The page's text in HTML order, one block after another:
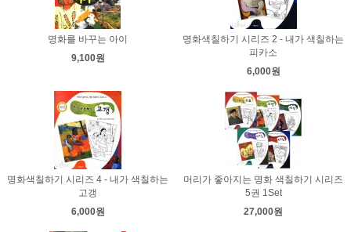
명화를 바꾸는 아이
9,100원
명화색칠하기 시리즈 2 - 내가 색칠하는
피카소
6,000원
명화색칠하기 시리즈 4 - 내가 색칠하는
고갱
6,000원
머리가 좋아지는 명화 색칠하기 시리즈
5권 1Set
27,000원